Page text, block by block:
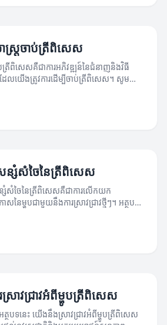
ស្ត្រចាប់ត្រីពិសេស
ត្រីពិសេសគឺជាការអភិវឌ្ឍន៍នៃជំនាញនិងវិធី
ែលយើងត្រូវការដើម្បីចាប់ត្រីពិសេស។ សូម
ារណែនាំវិធីសាស្ត្រដើម្បីធ្វើឱ្យការចាប់ត្រីរបស់
ជាការអស្ចារ្យ។
ន្សំសំចៃនៃត្រីពិសេស
សំសំចៃនៃត្រីពិសេសគឺជាការលើកយក
សនៃម្ហូបជាមួយនឹងការស្រាវជ្រាវថ្មីៗ។ អត្ថបទ
ស្រាវជ្រាវអំពីម្ហូបត្រីពិសេស
ត្ថបទនេះ យើងនឹងស្រាវជ្រាវអំពីម្ហូបត្រីពិសេស